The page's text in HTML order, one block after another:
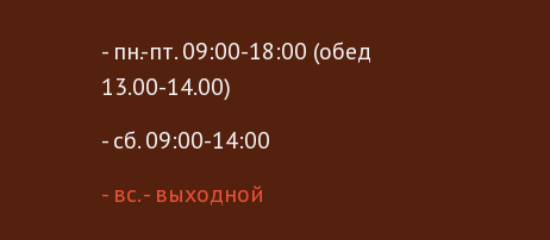
- пн.-пт. 09:00-18:00 (обед
13.00-14.00)
- сб. 09:00-14:00
- вс. - выходной